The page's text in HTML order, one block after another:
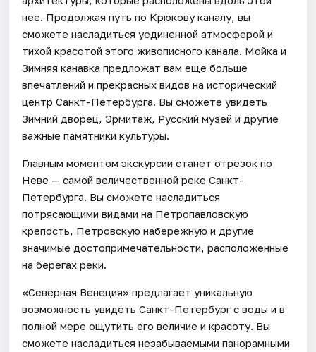
нее. Продолжая путь по Крюкову каналу, вы
сможете насладиться уединенной атмосферой и
тихой красотой этого живописного канала. Мойка и
Зимняя канавка предложат вам еще больше
впечатлений и прекрасных видов на исторический
центр Санкт-Петербурга. Вы сможете увидеть
Зимний дворец, Эрмитаж, Русский музей и другие
важные памятники культуры.
Главным моментом экскурсии станет отрезок по
Неве — самой величественной реке Санкт-
Петербурга. Вы сможете насладиться
потрясающими видами на Петропавловскую
крепость, Петровскую набережную и другие
значимые достопримечательности, расположенные
на берегах реки.
«Северная Венеция» предлагает уникальную
возможность увидеть Санкт-Петербург с воды и в
полной мере ощутить его величие и красоту. Вы
сможете насладиться незабываемыми панорамными